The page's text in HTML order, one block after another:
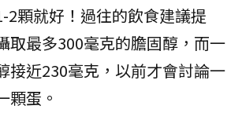
2顆就好！過往的飲食建議提
取最多300毫克的膽固醇，而一
接近230毫克，以前才會討論一
顆蛋。